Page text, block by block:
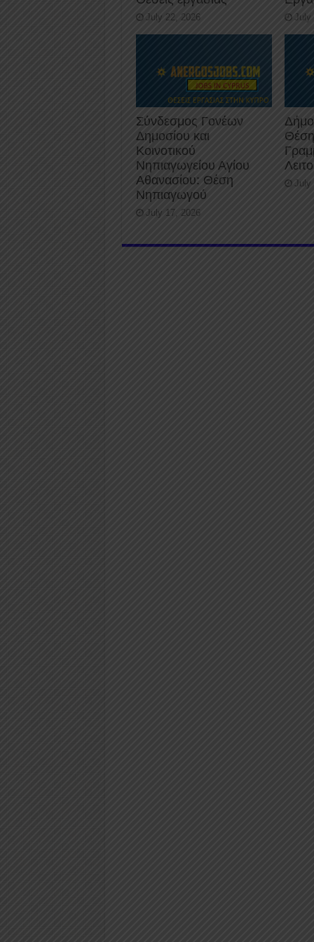
July 22, 2026 July
Σύνδεσμος Γονέων
Δημοσίου και
Κοινοτικού
Νηπιαγωγείου Αγίου
Αθανασίου: Θέση
Νηπιαγωγού
July 17, 2026
July